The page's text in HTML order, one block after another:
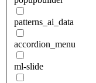
patterns_ai_data
accordion_menu
ml-slide